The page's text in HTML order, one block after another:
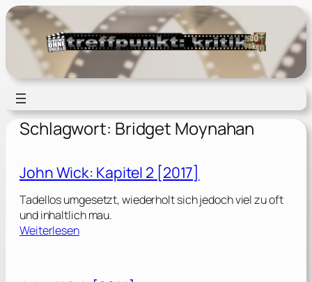
Zum
Inhalt
springen
Schlagwort: Bridget Moynahan
John Wick: Kapitel 2 [2017]
Tadellos umgesetzt, wiederholt sich jedoch viel zu oft
und inhaltlich mau.
Weiterlesen: